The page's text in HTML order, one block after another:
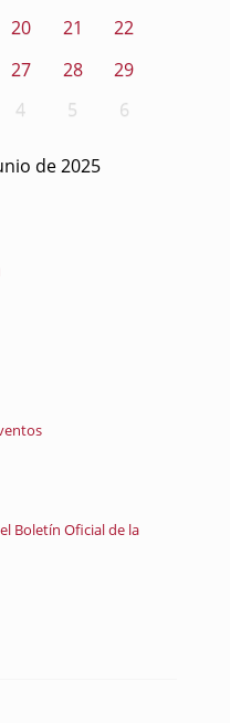
20 21
22
27 28
29
4 5 6
de 2025
Boletín Oficial de la